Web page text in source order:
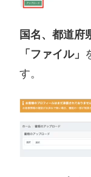
国名、都道府
「ファイル」
す。